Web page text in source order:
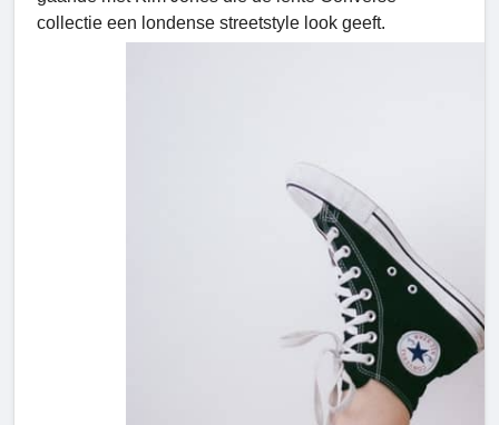
collectie een londense streetstyle look geeft.